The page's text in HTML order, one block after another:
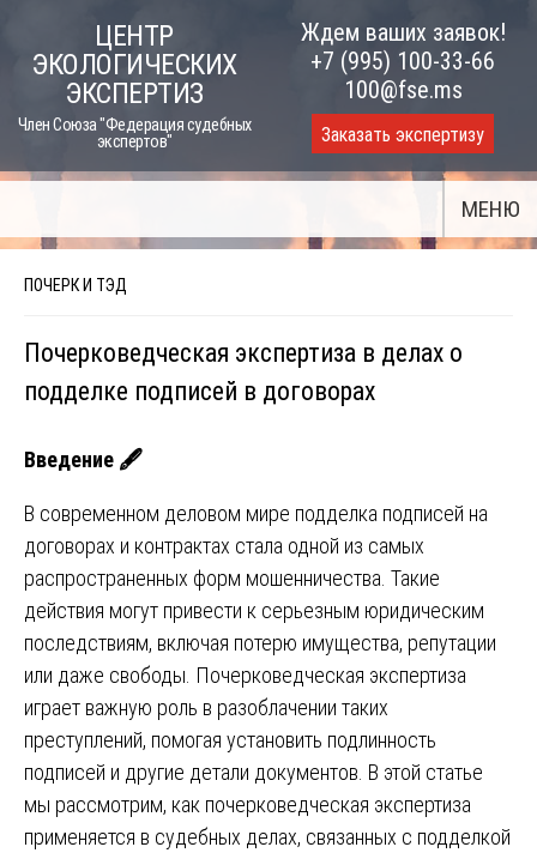
content
ЦЕНТР
ЭКОЛОГИЧЕСКИХ
ЭКСПЕРТИЗ
Член Союза "Федерация судебных
экспертов"
Ждем ваших заявок!
+7 (995) 100-33-66
100@fse.ms
Заказать экспертизу
МЕНЮ
ПОЧЕРК И ТЭД
Почерковедческая экспертиза в делах о
подделке подписей в договорах
Введение 🖋
В современном деловом мире подделка подписей на
договорах и контрактах стала одной из самых
распространенных форм мошенничества. Такие
действия могут привести к серьезным юридическим
последствиям, включая потерю имущества, репутации
или даже свободы. Почерковедческая экспертиза
играет важную роль в разоблачении таких
преступлений, помогая установить подлинность
подписей и другие детали документов. В этой статье
мы рассмотрим, как почерковедческая экспертиза
применяется в судебных делах, связанных с подделкой